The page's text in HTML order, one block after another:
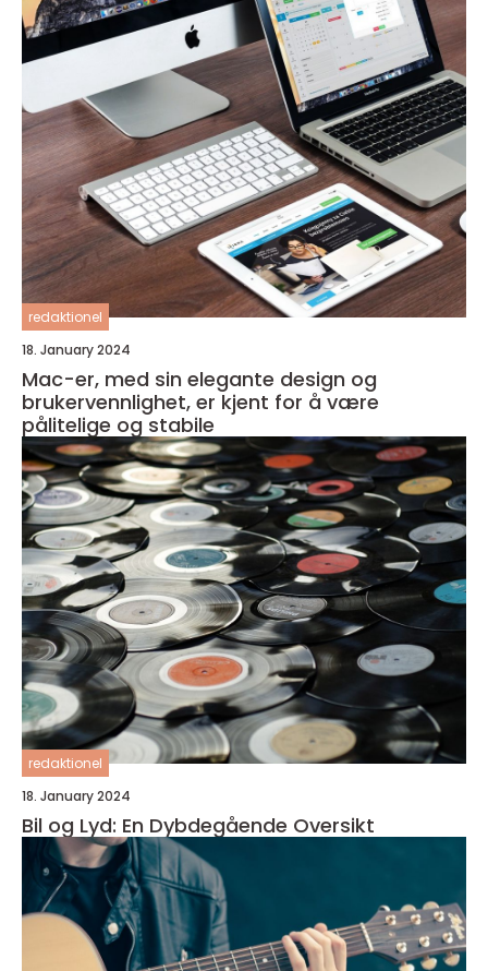
redaktionel
18. January 2024
Mac-er, med sin elegante design og
brukervennlighet, er kjent for å være
pålitelige og stabile
redaktionel
18. January 2024
Bil og Lyd: En Dybdegående Oversikt